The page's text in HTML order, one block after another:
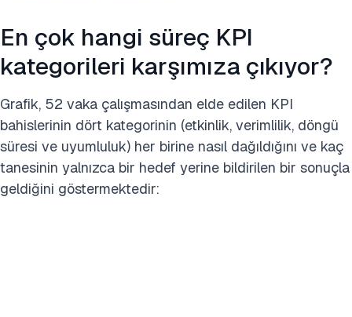
En çok hangi süreç KPI
kategorileri karşımıza çıkıyor?
Grafik, 52 vaka çalışmasından elde edilen KPI
bahislerinin dört kategorinin (etkinlik, verimlilik, döngü
süresi ve uyumluluk) her birine nasıl dağıldığını ve kaç
tanesinin yalnızca bir hedef yerine bildirilen bir sonuçla
geldiğini göstermektedir: